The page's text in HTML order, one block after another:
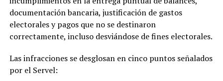
documentación bancaria, justificación de gastos
electorales y pagos que no se destinaron
correctamente, incluso desviándose de fines electorales.
Las infracciones se desglosan en cinco puntos señalados
por el Servel: